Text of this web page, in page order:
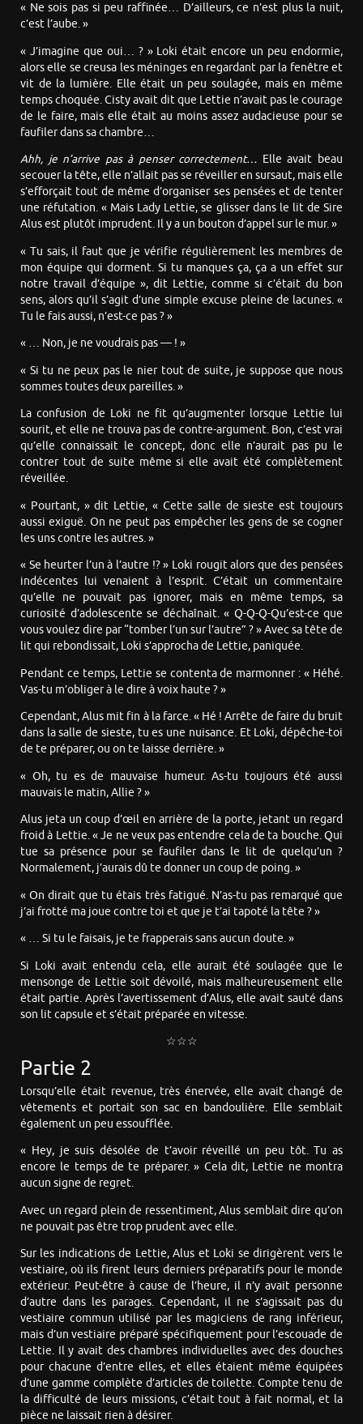
« Ne sois pas si peu raffinée… D’ailleurs, ce n’est plus la nuit,
c’est l’aube. »
« J’imagine que oui… ? » Loki était encore un peu endormie,
alors elle se creusa les méninges en regardant par la fenêtre et
vit de la lumière. Elle était un peu soulagée, mais en même
temps choquée. Cisty avait dit que Lettie n’avait pas le courage
de le faire, mais elle était au moins assez audacieuse pour se
faufiler dans sa chambre…
Ahh, je n’arrive pas à penser correctement… Elle avait beau
secouer la tête, elle n’allait pas se réveiller en sursaut, mais elle
s’efforçait tout de même d’organiser ses pensées et de tenter
une réfutation. « Mais Lady Lettie, se glisser dans le lit de Sire
Alus est plutôt imprudent. Il y a un bouton d’appel sur le mur. »
« Tu sais, il faut que je vérifie régulièrement les membres de
mon équipe qui dorment. Si tu manques ça, ça a un effet sur
notre travail d’équipe », dit Lettie, comme si c’était du bon
sens, alors qu’il s’agit d’une simple excuse pleine de lacunes. «
Tu le fais aussi, n’est-ce pas ? »
« … Non, je ne voudrais pas — ! »
« Si tu ne peux pas le nier tout de suite, je suppose que nous
sommes toutes deux pareilles. »
La confusion de Loki ne fit qu’augmenter lorsque Lettie lui
sourit, et elle ne trouva pas de contre-argument. Bon, c’est vrai
qu’elle connaissait le concept, donc elle n’aurait pas pu le
contrer tout de suite même si elle avait été complètement
réveillée.
« Pourtant, » dit Lettie, « Cette salle de sieste est toujours
aussi exiguë. On ne peut pas empêcher les gens de se cogner
les uns contre les autres. »
« Se heurter l’un à l’autre !? » Loki rougit alors que des pensées
indécentes lui venaient à l’esprit. C’était un commentaire
qu’elle ne pouvait pas ignorer, mais en même temps, sa
curiosité d’adolescente se déchaînait. « Q-Q-Q-Qu’est-ce que
vous voulez dire par “tomber l’un sur l’autre” ? » Avec sa tête de
lit qui rebondissait, Loki s’approcha de Lettie, paniquée.
Pendant ce temps, Lettie se contenta de marmonner : « Héhé.
Vas-tu m’obliger à le dire à voix haute ? »
Cependant, Alus mit fin à la farce. « Hé ! Arrête de faire du bruit
dans la salle de sieste, tu es une nuisance. Et Loki, dépêche-toi
de te préparer, ou on te laisse derrière. »
« Oh, tu es de mauvaise humeur. As-tu toujours été aussi
mauvais le matin, Allie ? »
Alus jeta un coup d’œil en arrière de la porte, jetant un regard
froid à Lettie. « Je ne veux pas entendre cela de ta bouche. Qui
tue sa présence pour se faufiler dans le lit de quelqu’un ?
Normalement, j’aurais dû te donner un coup de poing. »
« On dirait que tu étais très fatigué. N’as-tu pas remarqué que
j’ai frotté ma joue contre toi et que je t’ai tapoté la tête ? »
« … Si tu le faisais, je te frapperais sans aucun doute. »
Si Loki avait entendu cela, elle aurait été soulagée que le
mensonge de Lettie soit dévoilé, mais malheureusement elle
était partie. Après l’avertissement d’Alus, elle avait sauté dans
son lit capsule et s’était préparée en vitesse.
☆☆☆
Partie 2
Lorsqu’elle était revenue, très énervée, elle avait changé de
vêtements et portait son sac en bandoulière. Elle semblait
également un peu essoufflée.
« Hey, je suis désolée de t’avoir réveillé un peu tôt. Tu as
encore le temps de te préparer. » Cela dit, Lettie ne montra
aucun signe de regret.
Avec un regard plein de ressentiment, Alus semblait dire qu’on
ne pouvait pas être trop prudent avec elle.
Sur les indications de Lettie, Alus et Loki se dirigèrent vers le
vestiaire, où ils firent leurs derniers préparatifs pour le monde
extérieur. Peut-être à cause de l’heure, il n’y avait personne
d’autre dans les parages. Cependant, il ne s’agissait pas du
vestiaire commun utilisé par les magiciens de rang inférieur,
mais d’un vestiaire préparé spécifiquement pour l’escouade de
Lettie. Il y avait des chambres individuelles avec des douches
pour chacune d’entre elles, et elles étaient même équipées
d’une gamme complète d’articles de toilette. Compte tenu de
la difficulté de leurs missions, c’était tout à fait normal, et la
pièce ne laissait rien à désirer.